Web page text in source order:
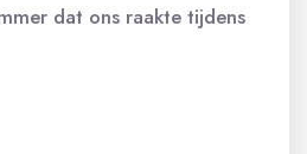
dat ons raakte tijdens